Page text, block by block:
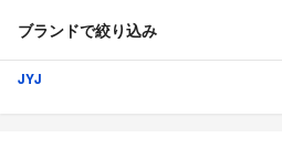
ブランドで絞り込み
JYJ